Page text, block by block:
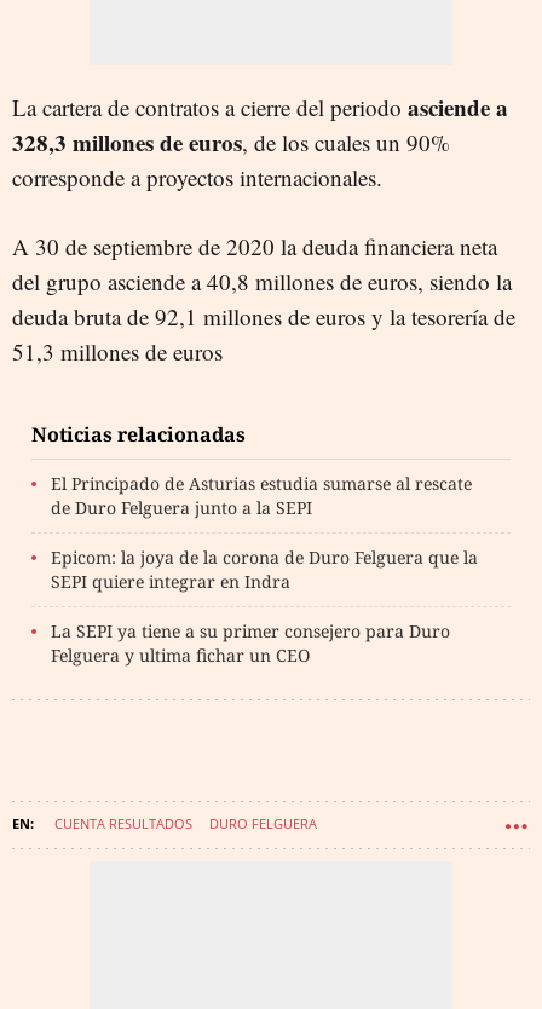
La cartera de contratos a cierre del periodo asciende a
328,3 millones de euros, de los cuales un 90%
corresponde a proyectos internacionales.
A 30 de septiembre de 2020 la deuda financiera neta
del grupo asciende a 40,8 millones de euros, siendo la
deuda bruta de 92,1 millones de euros y la tesorería de
51,3 millones de euros
Noticias relacionadas
El Principado de Asturias estudia sumarse al rescate
de Duro Felguera junto a la SEPI
Epicom: la joya de la corona de Duro Felguera que la
SEPI quiere integrar en Indra
La SEPI ya tiene a su primer consejero para Duro
Felguera y ultima fichar un CEO
CUENTA RESULTADOS DURO FELGUERA